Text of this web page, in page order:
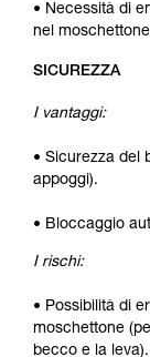
• Necessità di
nel
SICUREZZA
I vantaggi:
• Sicurezza del
appoggi).
• Bloccaggio
I rischi:
• Possibilità di
moschettone
becco e la